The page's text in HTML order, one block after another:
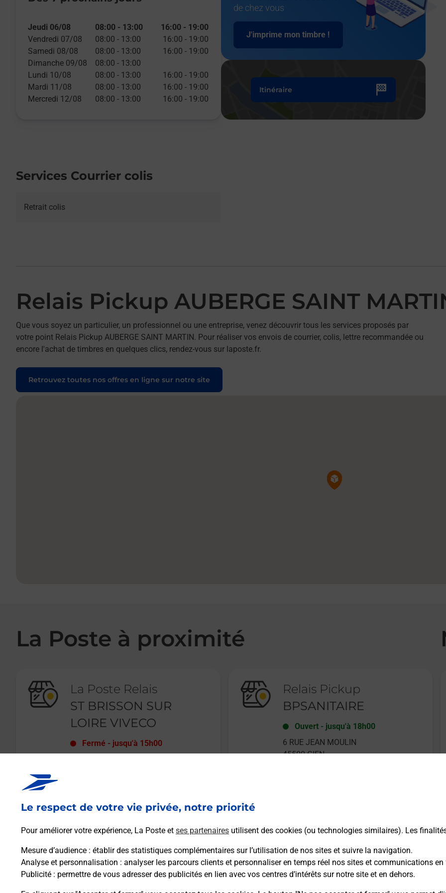
Le respect de votre vie privée, notre priorité
Pour améliorer votre expérience, La Poste et ses partenaires utilisent des cookies (ou technologies similaires). Les
Mesure d’audience : établir des statistiques complémentaires sur l’utilisation de nos sites et suivre la navigation.
Analyse et personnalisation : analyser les parcours clients et personnaliser en temps réel nos sites et communications
Publicité : permettre de vous adresser des publicités en lien avec vos centres d’intérêts sur notre site et en dehors.
Jeudi 06/08 08:00 - 13:00 16:00 - 19:00
Vendredi 07/08
08:00 - 13:00 16:00 - 19:00
Samedi 08/08
08:00 - 13:00 16:00 - 19:00
Dimanche 09/08
08:00 - 13:00
Lundi 10/08
08:00 - 13:00 16:00 - 19:00
Mardi 11/08
08:00 - 13:00 16:00 - 19:00
Mercredi 12/08
08:00 - 13:00 16:00 - 19:00
de chez vous
J'imprime mon timbre !
Itinéraire
Services Courrier colis
Retrait colis
Relais Pickup AUBERGE SAINT
Que vous soyez un particulier, un professionnel ou une entreprise, venez découvrir tous les services proposés par
votre point Relais Pickup AUBERGE SAINT MARTIN. Pour réaliser vos envois de courrier, colis, lettre recommandée ou
encore l'achat de timbres en quelques clics, rendez-vous sur laposte.fr.
Retrouvez toutes nos offres en ligne sur notre site
Pin de la carte
La Poste à proximité
La Poste Relais
ST BRISSON SUR
LOIRE VIVECO
Fermé - jusqu'à 15h00
En savoir plus
Relais Pickup
BPSANITAIRE
Ouvert- jusqu'à 18h00
6 RUE JEAN MOULIN
45500 GIEN